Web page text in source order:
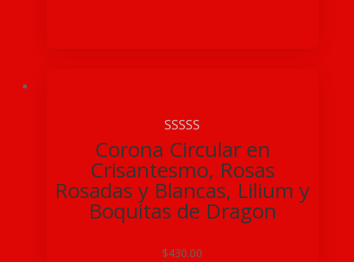
Corona Circular en
Crisantesmo, Rosas
Rosadas y Blancas, Lilium y
Boquitas de Dragon
$430.00